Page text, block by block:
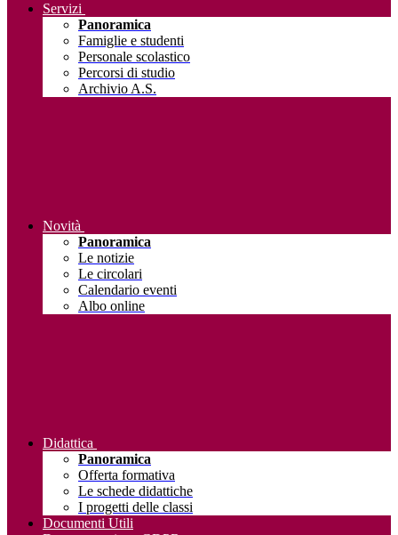
Servizi
Panoramica
Famiglie e studenti
Personale scolastico
Percorsi di studio
Archivio A.S.
Novità
Panoramica
Le notizie
Le circolari
Calendario eventi
Albo online
Didattica
Panoramica
Offerta formativa
Le schede didattiche
I progetti delle classi
Documenti Utili